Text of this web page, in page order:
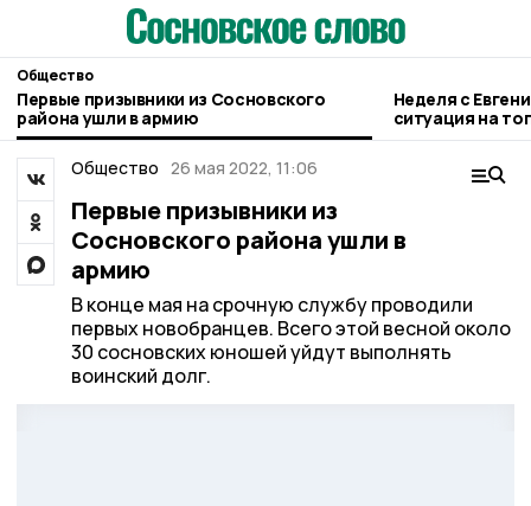
Общество
Первые призывники из Сосновского
района ушли в армию
Неделя с
ситуация на
городе и
Общество 26 мая 2022, 11:06
Первые призывники из
Сосновского района ушли в
армию
В конце мая на срочную службу проводили
первых новобранцев. Всего этой весной около
30 сосновских юношей уйдут выполнять
воинский долг.